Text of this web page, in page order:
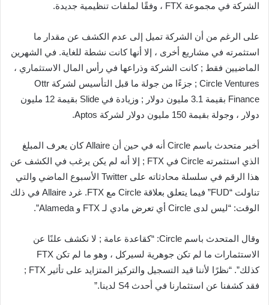
الشركة في مجموعة FTX ، وفقًا لملفات تنظيمية جديدة.
على الرغم من أن الشركة تميل إلى عدم الكشف عن مقدار ما
استثمرته في مشاريع أخرى ، إلا أنها كانت نشطة للغاية. في الشهرين
الماضيين فقط ; كانت الشركة وذراعها في رأس المال الاستثماري ،
Circle Ventures ; جزءًا من جولة ما قبل التأسيس لشركة Ottr
Finance بقيمة 3.1 مليون دولار ; وزيادة في Slide بقيمة 12 مليون
دولار ، وجولة بقيمة 150 مليون دولار لشركة Aptos.
أخبر متحدث باسم Circle أنه في حين أن Allaire كان يعرف المبلغ
الذي استثمرته Circle في FTX ; إلا أنه لم يكن يرغب في الكشف عن
هذا الرقم في سلسلة محادثاته على Twitter الأسبوع الماضي والتي
تناولت “FUD” فيما يتعلق بعلاقة Circle مع FTX. غرد Allaire في ذلك
الوقت: “ليس لدى Circle أي تعرض مادي لـ FTX و Alameda”.
وقال المتحدث باسم Circle: “كقاعدة عامة ; لا نكشف علنًا عن
الاستثمارات ما لم تكن جوهرية لسيركل ، وهو ما لم تكن FTX
كذلك”. “نظرًا لأننا قيد التسجيل والتركيز المتزايد على تأثير FTX ;
فقد كشفنا عن استثمارنا في أحدث S4 لدينا.”